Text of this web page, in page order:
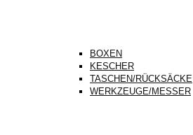
BOXEN
KESCHER
TASCHEN/RÜCKSÄCKE
WERKZEUGE/MESSER